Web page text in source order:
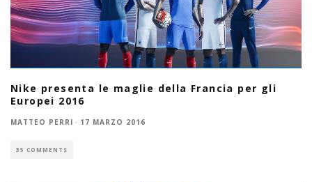
Nike presenta le maglie della Francia per gli
Europei 2016
MATTEO PERRI · 17 MARZO 2016
35 COMMENTS